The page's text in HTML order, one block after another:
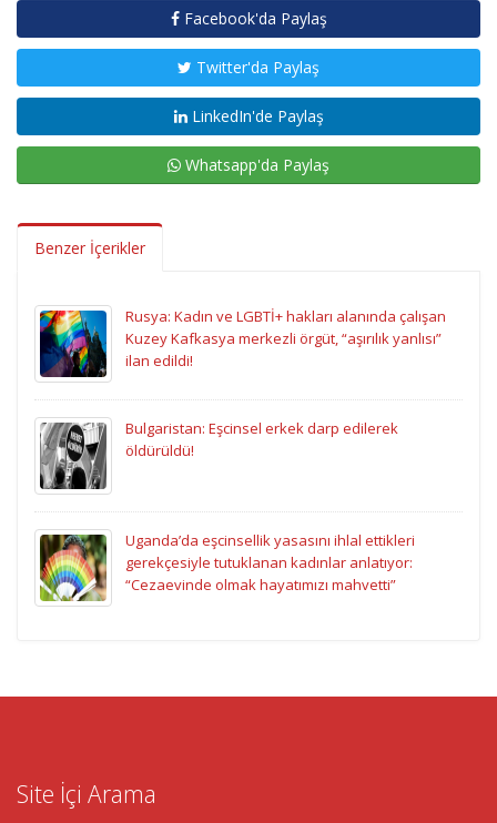
Facebook'da Paylaş
Twitter'da Paylaş
LinkedIn'de Paylaş
Whatsapp'da Paylaş
Benzer İçerikler
Rusya: Kadın ve LGBTİ+ hakları alanında çalışan
Kuzey Kafkasya merkezli örgüt, “aşırılık yanlısı”
ilan edildi!
Bulgaristan: Eşcinsel erkek darp edilerek
öldürüldü!
Uganda’da eşcinsellik yasasını ihlal ettikleri
gerekçesiyle tutuklanan kadınlar anlatıyor:
“Cezaevinde olmak hayatımızı mahvetti”
Site İçi Arama